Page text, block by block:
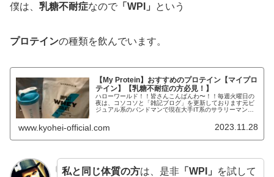
僕は、 乳糖不耐症なので 「WPI」 という
プロテインの種類を飲んでいます。
【My Protein】おすすめのプロテイン【マイプロ
テイン】【乳糖不耐症の方必見！】
ハローワールド！！皆さんこんばんわ〜！！毎週火曜日の
夜は、コソコソと「雑記ブログ」を更新しております元ビ
ジュアル系のバンドマンで現在大手IT系のサラリーマンで
www.kyohei-official.com 2023.11.28
私と同じ体質の方は、是非「WPI」
を試して